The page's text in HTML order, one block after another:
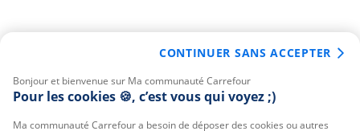
Bonjour et bienvenue sur Ma communauté Carrefour
Pour les cookies 🍪, c’est vous qui voyez ;)
Ma communauté Carrefour a besoin de déposer des cookies ou autres
CONTINUER SANS ACCEPTER